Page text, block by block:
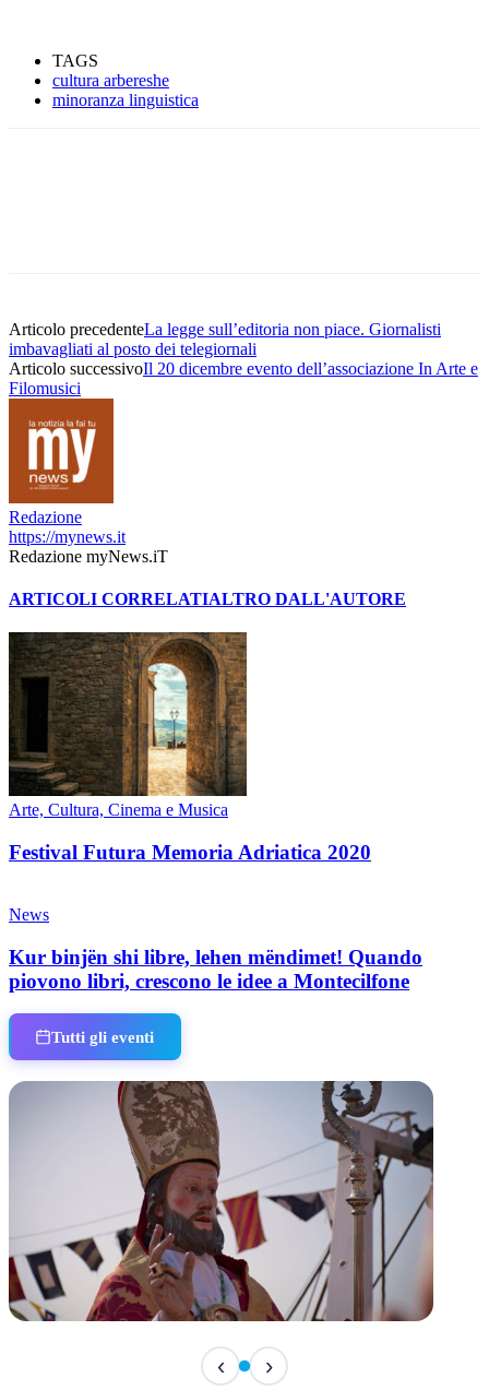
TAGS
cultura arbereshe
minoranza linguistica
Articolo precedenteLa legge sull’editoria non piace. Giornalisti
imbavagliati al posto dei telegiornali
Articolo successivoIl 20 dicembre evento dell’associazione In Arte e
Filomusici
Redazione
https://mynews.it
Redazione myNews.iT
ARTICOLI CORRELATIALTRO DALL'AUTORE
Arte, Cultura, Cinema e Musica
Festival Futura Memoria Adriatica 2020
News
Kur binjën shi libre, lehen mëndimet! Quando
piovono libri, crescono le idee a Montecilfone
Tutti gli eventi
San Basso 2026 - il programma delle feste
‹ ›